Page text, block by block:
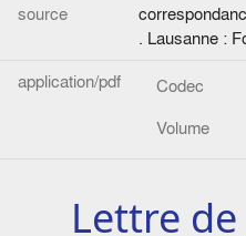
source
. Lausanne :
application/pdf
Codec
Volume
Lettre de